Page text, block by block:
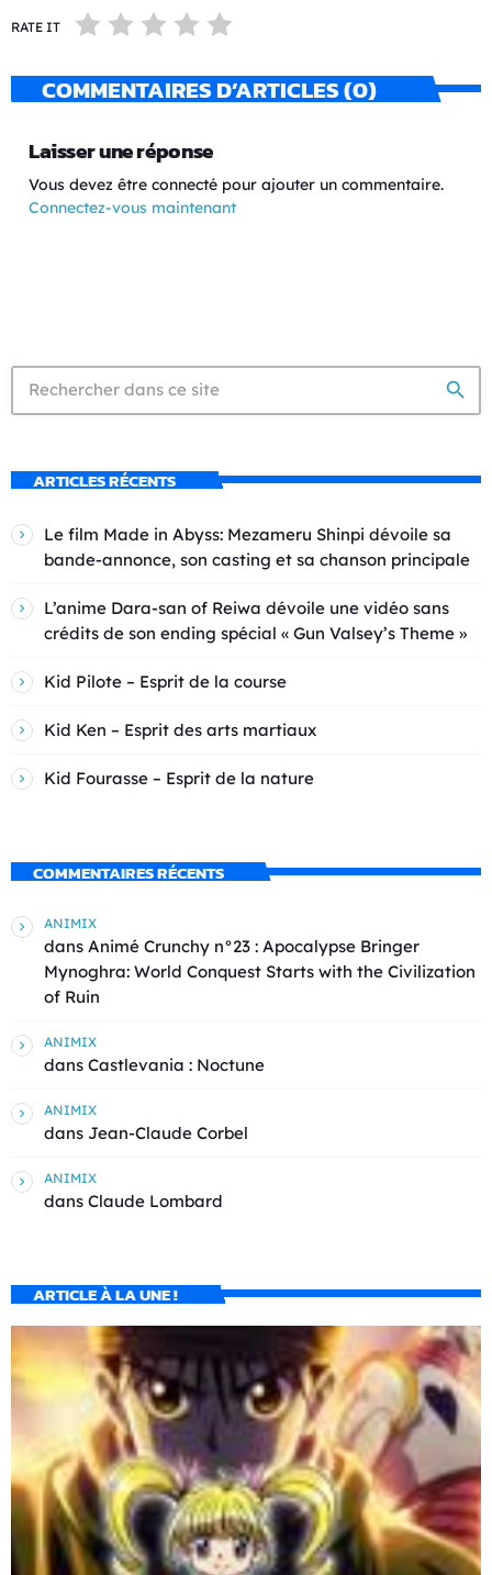
RATE IT
COMMENTAIRES D’ARTICLES (0)
Laisser une réponse
Vous devez être connecté pour ajouter un commentaire.
Connectez-vous maintenant
search
ARTICLES RÉCENTS
Le film Made in Abyss: Mezameru Shinpi dévoile sa
bande-annonce, son casting et sa chanson principale
L’anime Dara-san of Reiwa dévoile une vidéo sans
crédits de son ending spécial « Gun Valsey’s Theme »
Kid Pilote – Esprit de la course
Kid Ken – Esprit des arts martiaux
Kid Fourasse – Esprit de la nature
COMMENTAIRES RÉCENTS
ANIMIX
dans Animé Crunchy n°23 : Apocalypse Bringer
Mynoghra: World Conquest Starts with the Civilization
of Ruin
ANIMIX
dans Castlevania : Noctune
ANIMIX
dans Jean-Claude Corbel
ANIMIX
dans Claude Lombard
ARTICLE À LA UNE !